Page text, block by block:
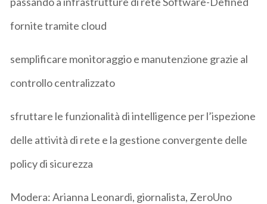
fornite tramite cloud
semplificare monitoraggio e manutenzione grazie al
controllo centralizzato
sfruttare le funzionalità di intelligence per l’ispezione
delle attività di rete e la gestione convergente delle
policy di sicurezza
Modera: Arianna Leonardi, giornalista, ZeroUno